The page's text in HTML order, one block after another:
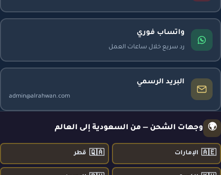
واتساب فوري
رد سريع خلال ساعات العمل
البريد الرسمي
admin@alrahwan.com
🌍 وجهات الشحن — من السعودية إلى العالم
🇦🇪 الإمارات 🇶🇦 قطر